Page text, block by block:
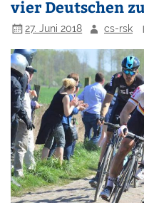
vier Deutschen
27. Juni 2018 cs-rsk